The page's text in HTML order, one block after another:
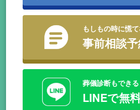
もしもの時に慌
事前相談
葬儀診断もできる
LINEで無